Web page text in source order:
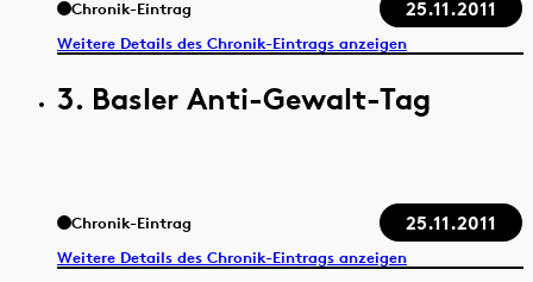
Chronik-Eintrag 25.11.2011
Weitere Details des Chronik-Eintrags anzeigen
3. Basler Anti-Gewalt-Tag
Chronik-Eintrag 25.11.2011
Weitere Details des Chronik-Eintrags anzeigen